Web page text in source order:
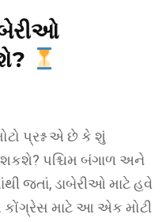
પ્રશ્ન એ છે કે શું
શકશે? પશ્ચિમ બંગાળ અને
જતાં, ડાબેરીઓ માટે હવે
કોંગ્રેસ માટે આ એક મોટી